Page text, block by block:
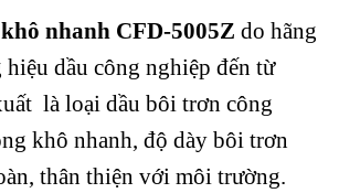
nhanh CFD-5005Z do hãng
dầu công nghiệp đến từ
là loại dầu bôi trơn công
khô nhanh, độ dày bôi trơn
thân thiện với môi trường.